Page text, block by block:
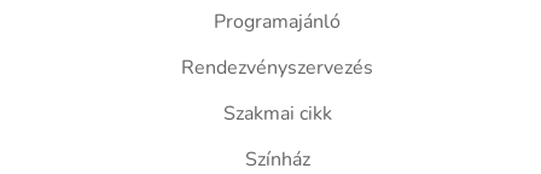
Programajánló
Rendezvényszervezés
Szakmai cikk
Színház